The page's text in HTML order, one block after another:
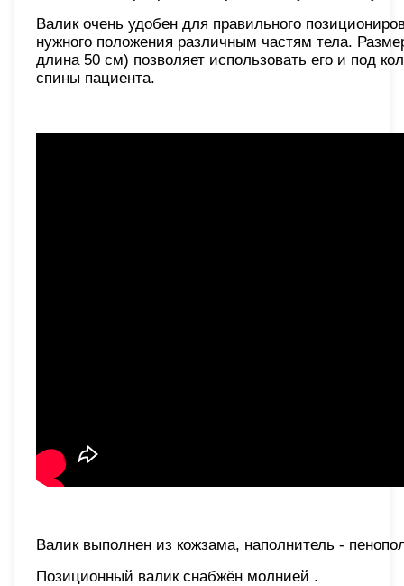
Валик очень удобен для правильного
нужного положения различным частям тела.
длина 50 см) позволяет использовать его и под
спины пациента.
Валик выполнен из кожзама, наполнитель -
Позиционный валик снабжён молнией .